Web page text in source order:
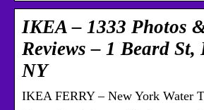
IKEA – 1333 Photos
Reviews – 1 Beard
NY
IKEA FERRY – New York Water